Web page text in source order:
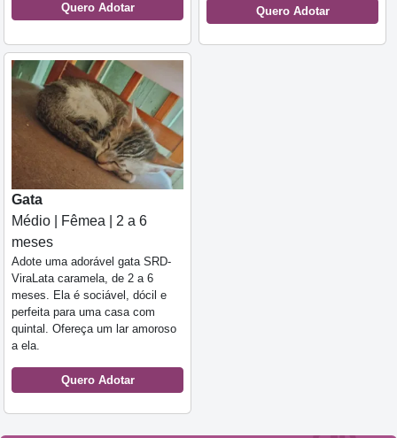
Quero Adotar Quero Adotar
Gata
Médio | Fêmea | 2 a 6
meses
Adote uma adorável gata SRD-
ViraLata caramela, de 2 a 6
meses. Ela é sociável, dócil e
perfeita para uma casa com
quintal. Ofereça um lar amoroso
a ela.
Quero Adotar